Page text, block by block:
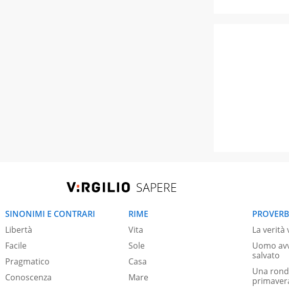
SAPERE
SINONIMI E CONTRARI
Libertà
Facile
Pragmatico
Conoscenza
RIME
Vita
Sole
Casa
Mare
La verità
Uomo
salvato
Una